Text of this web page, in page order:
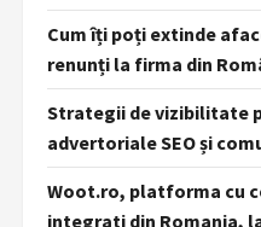
Cum îți poți extinde
renunți la firma din
Strategii de vizibilitate
advertoriale SEO și
Woot.ro, platforma cu
integrati din Romania,